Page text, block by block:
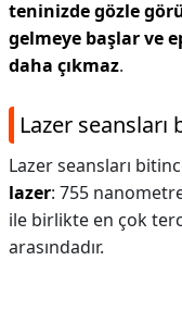
teninizde gözle
gelmeye başlar ve
daha çıkmaz.
Lazer seansları
Lazer seansları
lazer: 755
ile birlikte en çok
arasındadır.